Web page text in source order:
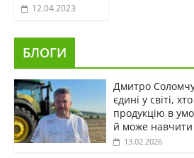
12.04.2023
БЛОГИ
Дмитро
єдині у світі,
продукцію в
й може навчити
13.02.2026